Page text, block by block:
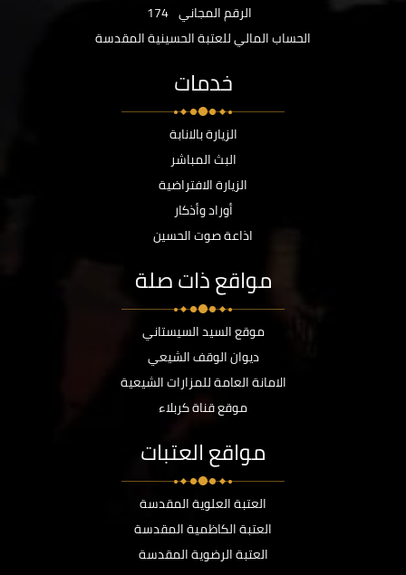
الرقم المجاني 174
الحساب المالي للعتبة الحسينية المقدسة
خدمات
الزيارة بالانابة
البث المباشر
الزيارة الافتراضية
أوراد وأذكار
اذاعة صوت الحسين
مواقع ذات صلة
موقع السيد السيستاني
ديوان الوقف الشيعي
الامانة العامة للمزارات الشيعية
موقع قناة كربلاء
مواقع العتبات
العتبة العلوية المقدسة
العتبة الكاظمية المقدسة
العتبة الرضوية المقدسة